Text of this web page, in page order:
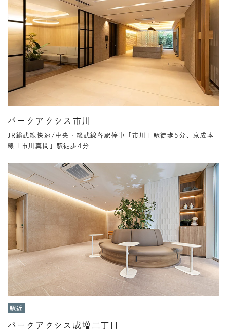
パークアクシス市川
JR総武線快速/中央・総武線各駅停車「市川」駅徒歩5分、京成本
線「市川真間」駅徒歩4分
駅近
パークアクシス成増二丁目